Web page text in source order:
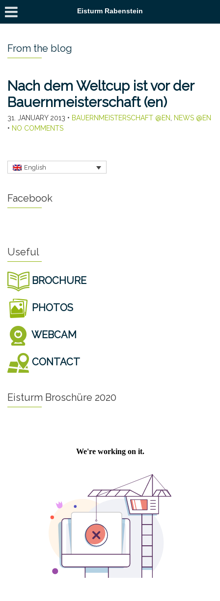
Eisturm Rabenstein
From the blog
Nach dem Weltcup ist vor der
Bauernmeisterschaft (en)
31. JANUARY 2013 • BAUERNMEISTERSCHAFT @EN
NEWS @EN
• NO COMMENTS
English
Facebook
Useful
BROCHURE
PHOTOS
WEBCAM
CONTACT
Eisturm Broschüre 2020